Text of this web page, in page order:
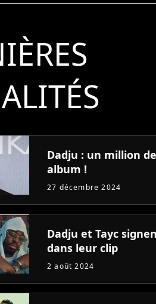
Dadju : un million
album !
27 décembre 2024
Dadju et Tayc
dans leur clip
2 août 2024